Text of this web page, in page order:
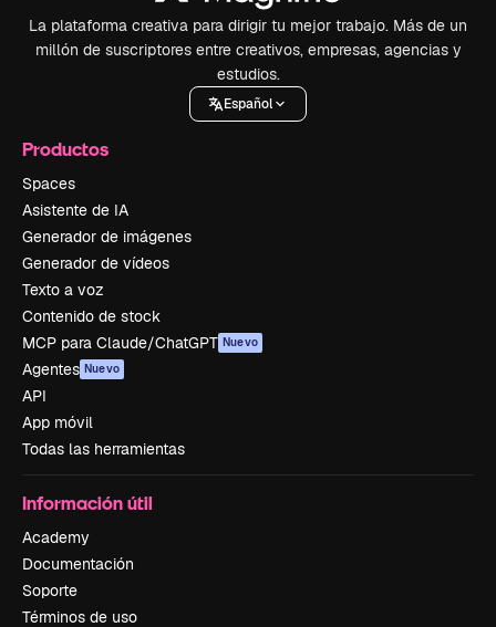
La plataforma creativa para dirigir tu mejor trabajo. Más de un
millón de suscriptores entre creativos, empresas, agencias y
estudios.
Español
Productos
Spaces
Asistente de IA
Generador de imágenes
Generador de vídeos
Texto a voz
Contenido de stock
MCP para Claude/ChatGPT Nuevo
Agentes Nuevo
API
App móvil
Todas las herramientas
Información útil
Academy
Documentación
Soporte
Términos de uso